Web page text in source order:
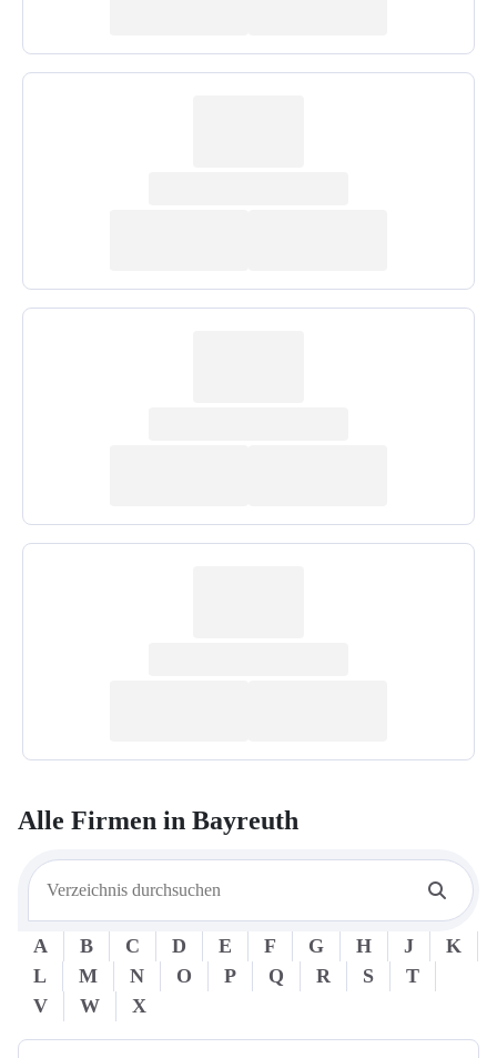
Alle Firmen in Bayreuth
A B C D E F G H J
K
L
M N O P Q R S
T
V
W X